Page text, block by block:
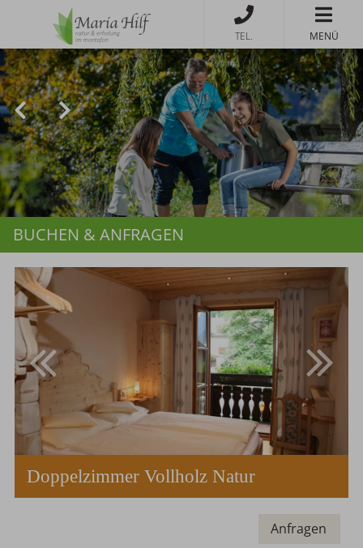
MENÜ
BUCHEN & ANFRAGEN
Doppelzimmer Vollholz Natur
Anfragen